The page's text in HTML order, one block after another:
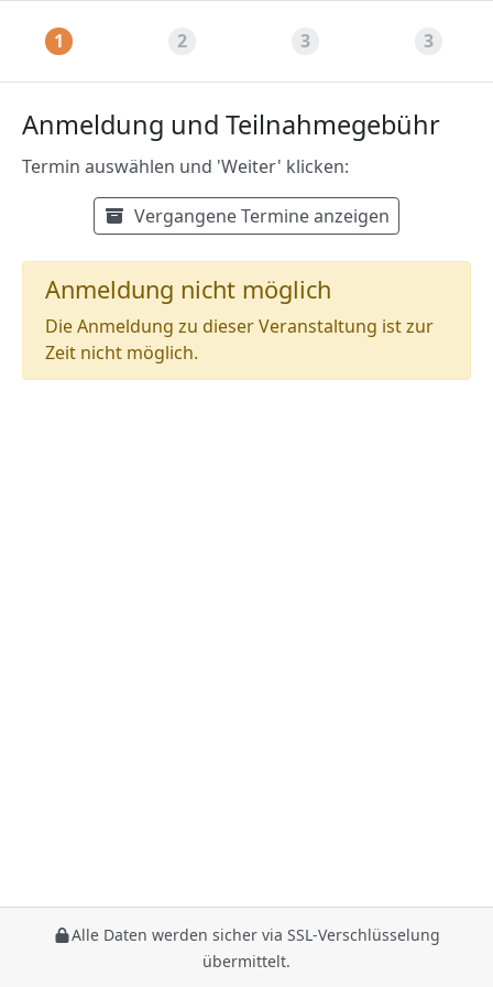
1 2 3 3
Anmeldung und Teilnahmegebühr
Termin auswählen und 'Weiter' klicken:
Termin auswählen:
Verfügbare TermineVergangene Termine anzeigen
Anmeldung nicht möglich
Die Anmeldung zu dieser Veranstaltung ist zur
Zeit nicht möglich.
Alle Daten werden sicher via SSL-Verschlüsselung
übermittelt.